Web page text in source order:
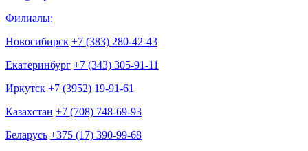
Филиалы:
Новосибирск +7 (383) 280-42-43
Екатеринбург +7 (343) 305-91-11
Иркутск +7 (3952) 19-91-61
Казахстан +7 (708) 748-69-93
Беларусь +375 (17) 390-99-68